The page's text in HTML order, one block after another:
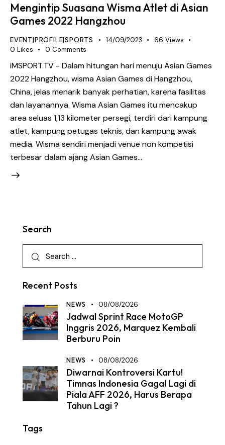
Mengintip Suasana Wisma Atlet di Asian
Games 2022 Hangzhou
EVENT|PROFILE|SPORTS 14/09/2023 66 Views
0 Likes 0 Comments
iMSPORT.TV - Dalam hitungan hari menuju Asian Games
2022 Hangzhou, wisma Asian Games di Hangzhou,
China, jelas menarik banyak perhatian, karena fasilitas
dan layanannya. Wisma Asian Games itu mencakup
area seluas 1,13 kilometer persegi, terdiri dari kampung
atlet, kampung petugas teknis, dan kampung awak
media. Wisma sendiri menjadi venue non kompetisi
terbesar dalam ajang Asian Games…
Search
Recent Posts
NEWS 08/08/2026
Jadwal Sprint Race MotoGP
Inggris 2026, Marquez Kembali
Berburu Poin
NEWS 08/08/2026
Diwarnai Kontroversi Kartu!
Timnas Indonesia Gagal Lagi di
Piala AFF 2026, Harus Berapa
Tahun Lagi ?
Tags